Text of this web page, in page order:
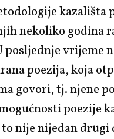
kazališta
nekoliko godina
posljednje vrijeme
poezija, koja
govori, tj. njene
poezije
to nije nijedan